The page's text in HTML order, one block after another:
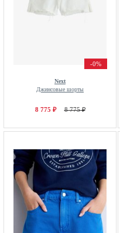
-0%
Next
Джинсовые шорты
8 775 ₽ 8 775 ₽